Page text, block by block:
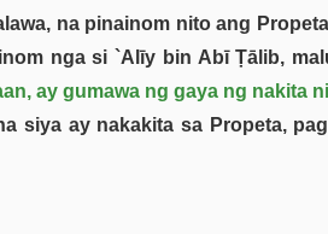
na pinainom nito ang
nga si `Alīy bin Abī Ṭālib,
ay gumawa ng gaya ng nakita
siya ay nakakita sa Propeta,